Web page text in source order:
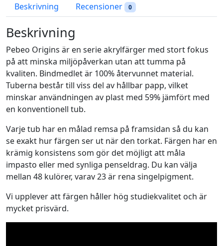
i
t
e
-
P
e
b
e
o
O
r
i
g
i
n
1
2
Beskrivning Recensioner 0
Beskrivning
Pebeo Origins är en serie akrylfärger med stort fokus
på att minska miljöpåverkan utan att tumma på
kvaliten. Bindmedlet är 100% återvunnet material.
Tuberna består till viss del av hållbar papp, vilket
minskar användningen av plast med 59% jämfört med
en konventionell tub.
Varje tub har en målad remsa på framsidan så du kan
se exakt hur färgen ser ut när den torkat. Färgen har en
krämig konsistens som gör det möjligt att måla
impasto eller med synliga penseldrag. Du kan välja
mellan 48 kulörer, varav 23 är rena singelpigment.
Vi upplever att färgen håller hög studiekvalitet och är
mycket prisvärd.